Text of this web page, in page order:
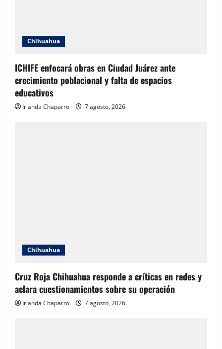
Chihuahua
ICHIFE enfocará obras en Ciudad Juárez ante
crecimiento poblacional y falta de espacios
educativos
Irlanda Chaparro 7 agosto, 2026
Chihuahua
Cruz Roja Chihuahua responde a críticas en redes y
aclara cuestionamientos sobre su operación
Irlanda Chaparro 7 agosto, 2026